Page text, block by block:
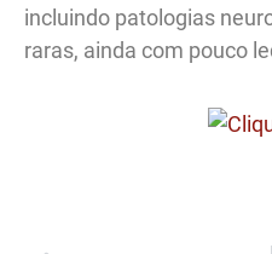
incluindo patologias
raras, ainda com pouco